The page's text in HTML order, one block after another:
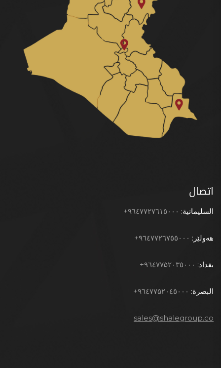
اتصال
السليمانية: ٩٦٤٧٧٢٧٦١٥٠٠٠+
هەولێر: ٩٦٤٧٧٢٦٧٥٥٠٠٠+
بغداد: ٩٦٤۷۷۵۲۰۳٥٠٠٠+
البصرة: ٩٦٤۷۷۵۲۰٤٥٠٠٠+
sales@shalegroup.co